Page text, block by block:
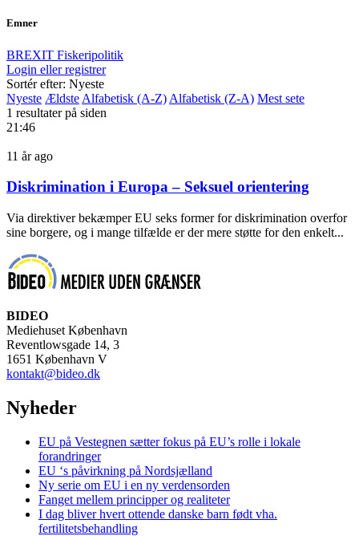
Emner
BREXIT Fiskeripolitik
Login eller registrer
Sortér efter: Nyeste
Nyeste Ældste Alfabetisk (A-Z) Alfabetisk (Z-A) Mest sete
1 resultater på siden
21:46
11 år ago
Diskrimination i Europa – Seksuel orientering
Via direktiver bekæmper EU seks former for diskrimination overfor
sine borgere, og i mange tilfælde er der mere støtte for den enkelt...
BIDEO
Mediehuset København
Reventlowsgade 14, 3
1651 København V
kontakt@bideo.dk
Nyheder
EU på Vestegnen sætter fokus på EU’s rolle i lokale
forandringer
EU ‘s påvirkning på Nordsjælland
Ny serie om EU i en ny verdensorden
Fanget mellem principper og realiteter
I dag bliver hvert ottende danske barn født vha.
fertilitetsbehandling